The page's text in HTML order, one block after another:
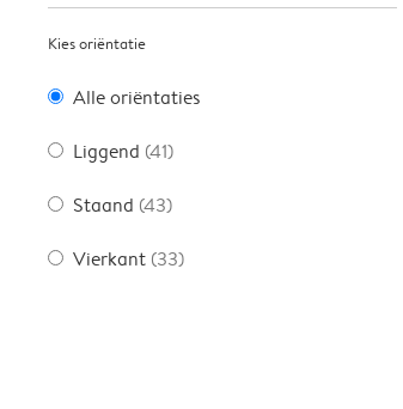
Kies oriëntatie
Alle oriëntaties
Liggend (41)
Staand (43)
Vierkant (33)